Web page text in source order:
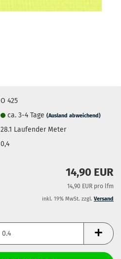
O 425
ca. 3-4 Tage(Ausland abweichend)
28.1 Laufender Meter
0,4
14,90 EUR
14,90 EUR pro lfm
inkl. 19% MwSt. zzgl. Versand